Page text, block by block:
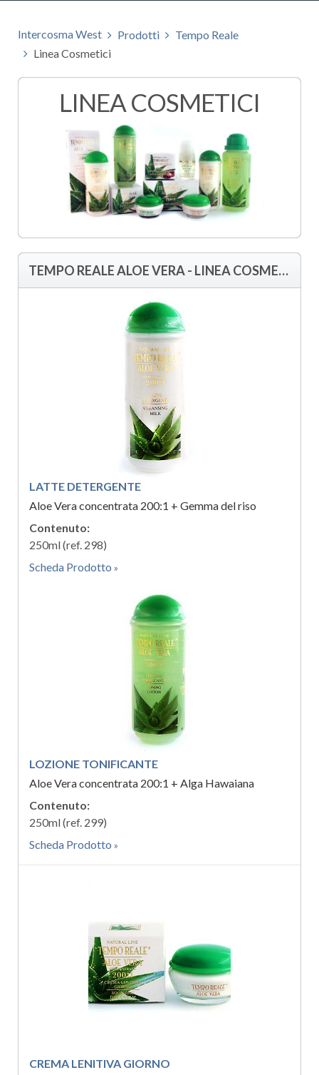
Intercosma West Prodotti
Tempo Reale
Linea Cosmetici
LINEA COSMETICI
TEMPO REALE ALOE VERA - LINEA COSMETICI
LATTE DETERGENTE
Aloe Vera concentrata 200:1 + Gemma del riso
Contenuto:
250ml (ref. 298)
Scheda Prodotto
LOZIONE TONIFICANTE
Aloe Vera concentrata 200:1 + Alga Hawaiana
Contenuto:
250ml (ref. 299)
Scheda Prodotto
CREMA LENITIVA GIORNO